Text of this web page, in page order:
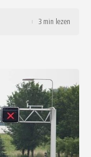
3 min lezen